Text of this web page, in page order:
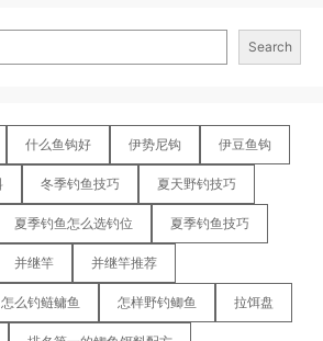
Search
什么鱼钩好 伊势尼钩 伊豆鱼钩
冬季钓鱼技巧 夏天野钓技巧
夏季钓鱼怎么选钓位 夏季钓鱼技巧
并继竿 并继竿推荐
怎么钓鲢鳙鱼 怎样野钓鲫鱼 拉饵盘